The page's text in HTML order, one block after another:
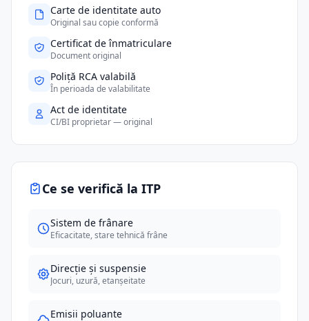
Carte de identitate auto
Original sau copie conformă
Certificat de înmatriculare
Document original
Poliță RCA valabilă
În perioada de valabilitate
Act de identitate
CI/BI proprietar — original
Ce se verifică la ITP
Sistem de frânare
Eficacitate, stare tehnică frâne
Direcție și suspensie
Jocuri, uzură, etanșeitate
Emisii poluante